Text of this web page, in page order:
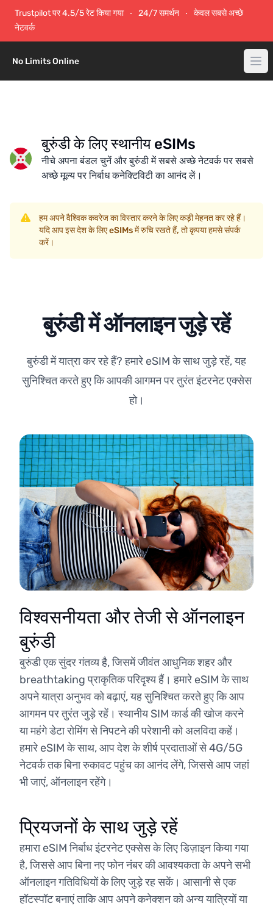
Trustpilot पर 4.5/5 रेट किया गया 24/7 समर्थन
केवल सबसे अच्छे
नेटवर्क
No Limits Online
बुरुंडी के लिए स्थानीय eSIMs
नीचे अपना बंडल चुनें और बुरुंडी में सबसे अच्छे नेटवर्क पर सबसे
अच्छे मूल्य पर निर्बाध कनेक्टिविटी का आनंद लें।
हम अपने वैश्विक कवरेज का विस्तार करने के लिए कड़ी मेहनत कर रहे हैं।
यदि आप इस देश के लिए eSIMs में रुचि रखते हैं, तो कृपया हमसे संपर्क
करें।
बुरुंडी में ऑनलाइन जुड़े रहें
बुरुंडी में यात्रा कर रहे हैं? हमारे eSIM के साथ जुड़े रहें, यह
सुनिश्चित करते हुए कि आपकी आगमन पर तुरंत इंटरनेट एक्सेस
हो।
विश्वसनीयता और तेजी से ऑनलाइन
बुरुंडी
बुरुंडी एक सुंदर गंतव्य है, जिसमें जीवंत आधुनिक शहर और
breathtaking प्राकृतिक परिदृश्य हैं। हमारे eSIM के साथ
अपने यात्रा अनुभव को बढ़ाएं, यह सुनिश्चित करते हुए कि आप
आगमन पर तुरंत जुड़े रहें। स्थानीय SIM कार्ड की खोज करने
या महंगे डेटा रोमिंग से निपटने की परेशानी को अलविदा कहें।
हमारे eSIM के साथ, आप देश के शीर्ष प्रदाताओं से 4G/5G
नेटवर्क तक बिना रुकावट पहुंच का आनंद लेंगे, जिससे आप जहां
भी जाएं, ऑनलाइन रहेंगे।
प्रियजनों के साथ जुड़े रहें
हमारा eSIM निर्बाध इंटरनेट एक्सेस के लिए डिज़ाइन किया गया
है, जिससे आप बिना नए फोन नंबर की आवश्यकता के अपने सभी
ऑनलाइन गतिविधियों के लिए जुड़े रह सकें। आसानी से एक
हॉटस्पॉट बनाएं ताकि आप अपने कनेक्शन को अन्य यात्रियों या